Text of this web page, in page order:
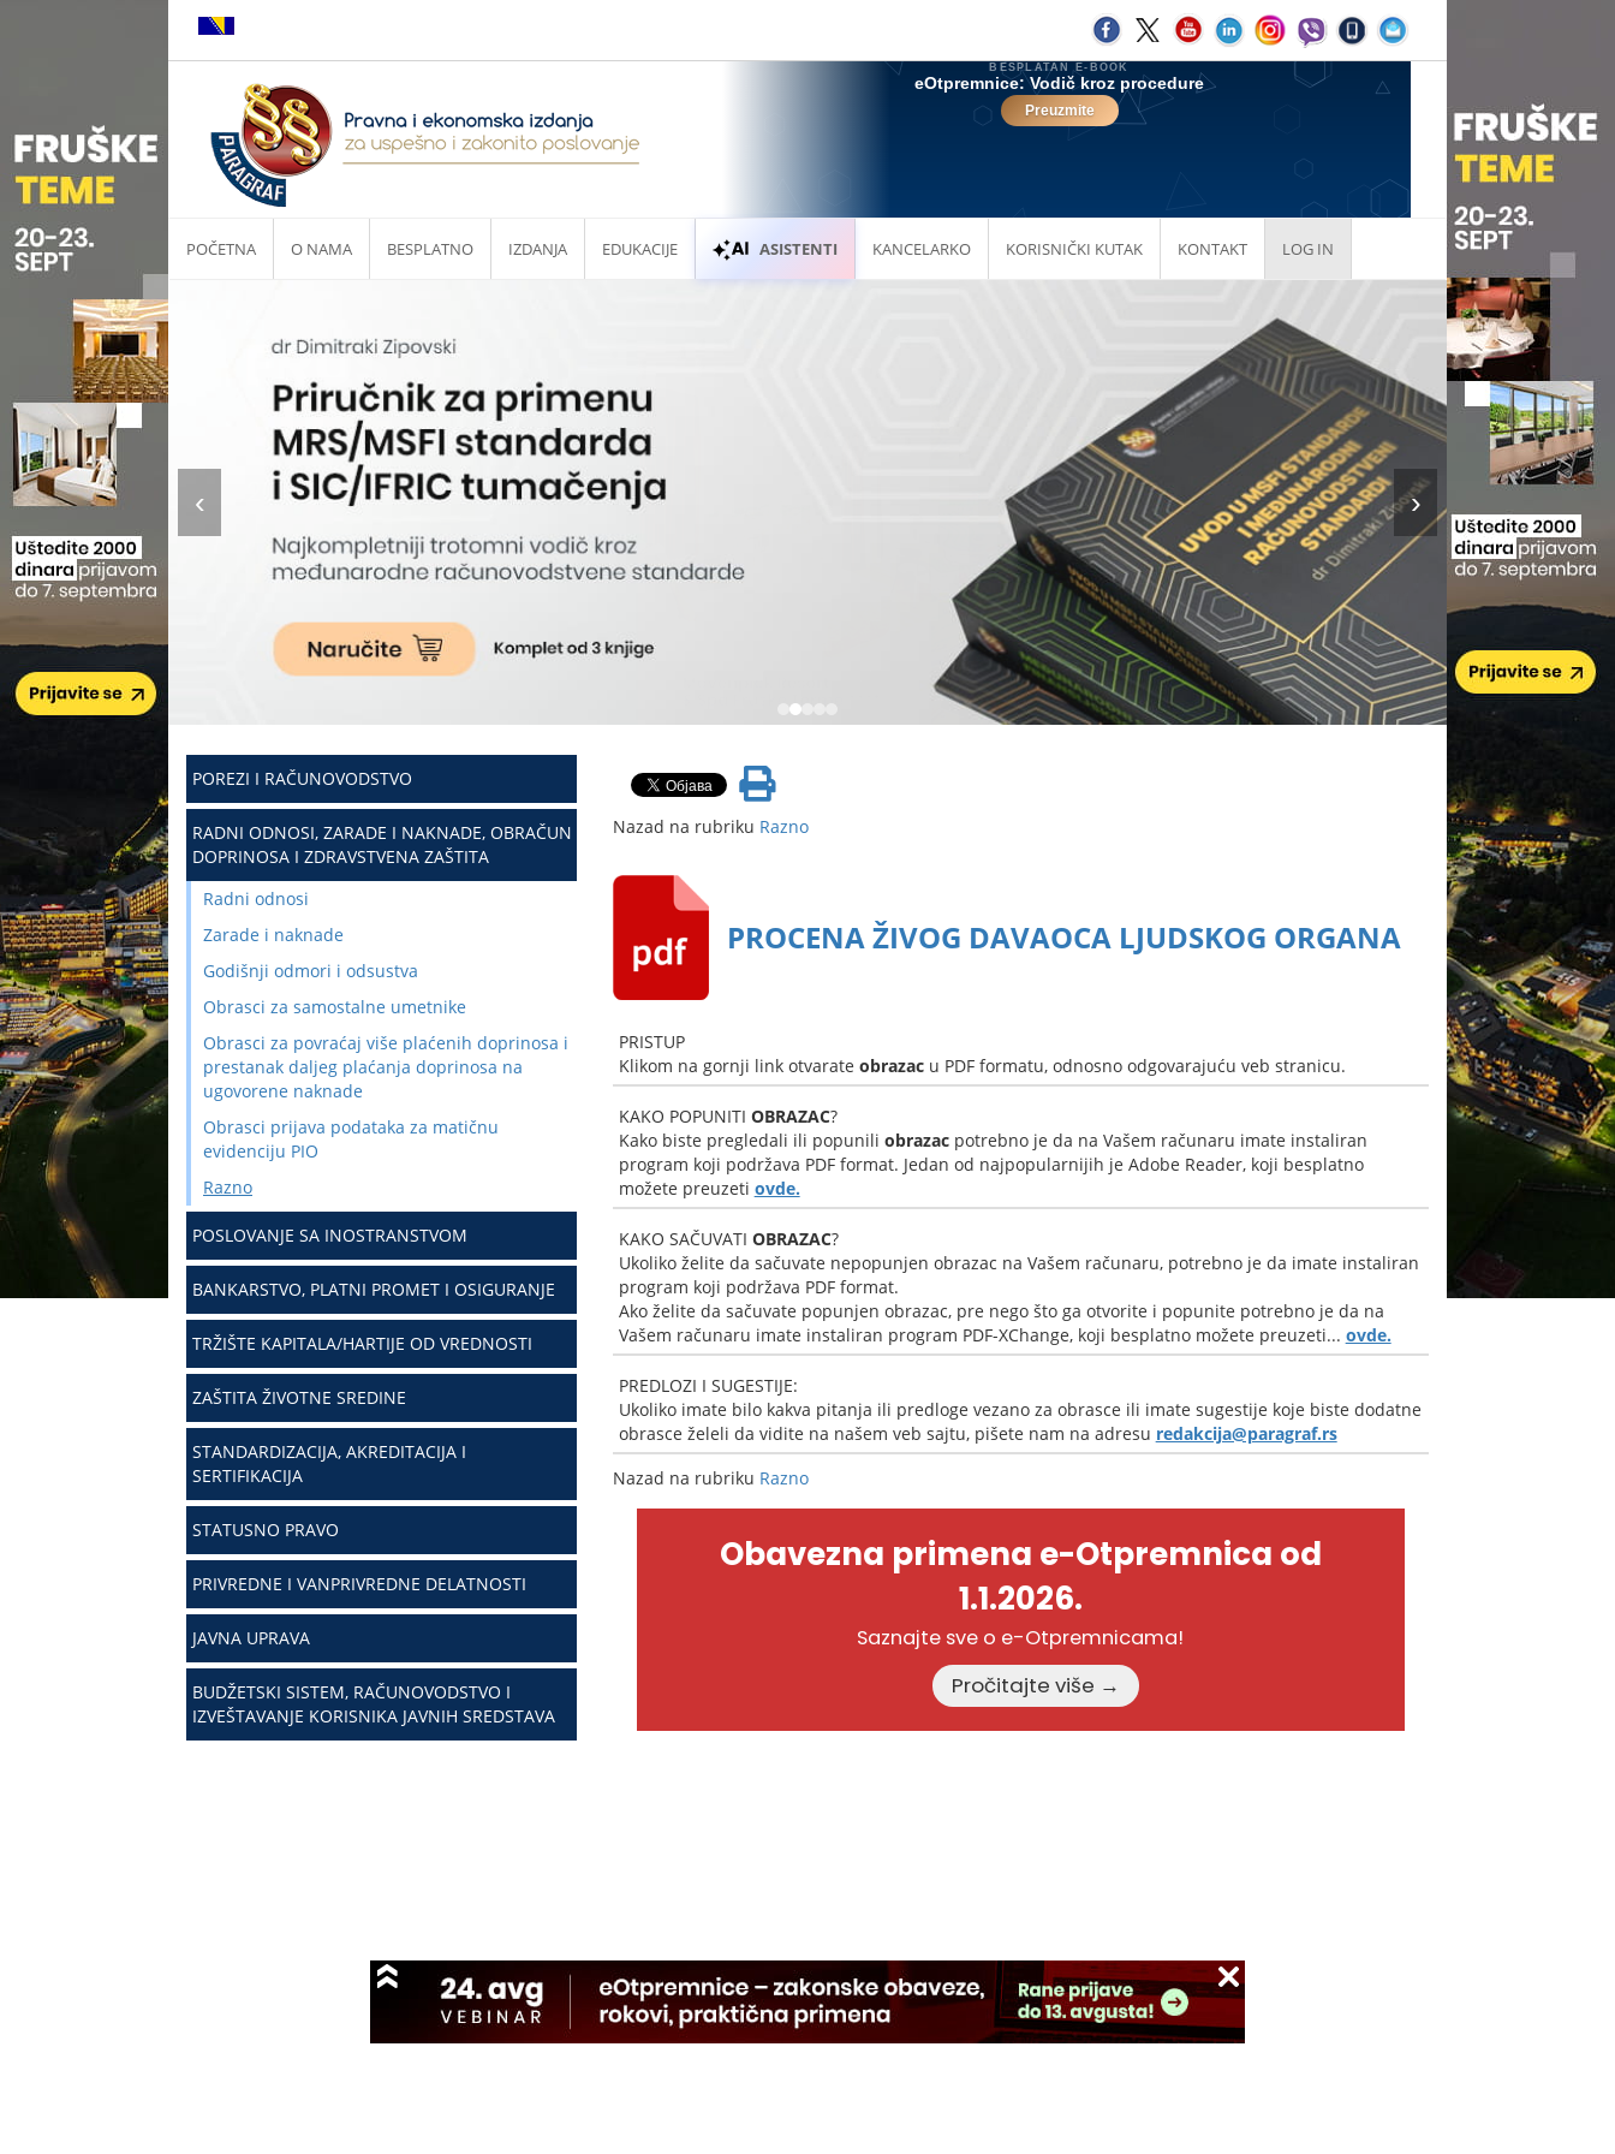
POČETNA O NAMA BESPLATNO IZDANJA EDUKACIJE ASISTENTI KANCELARKO KORISNIČKI KUTAK KONTAKT LOG IN
POREZI I RAČUNOVODSTVO
RADNI ODNOSI, ZARADE I NAKNADE, OBRAČUN
DOPRINOSA I ZDRAVSTVENA ZAŠTITA
Radni odnosi
Zarade i naknade
Godišnji odmori i odsustva
Obrasci za samostalne umetnike
Obrasci za povraćaj više plaćenih doprinosa i
prestanak daljeg plaćanja doprinosa na
ugovorene naknade
Obrasci prijava podataka za matičnu
evidenciju PIO
Razno
POSLOVANJE SA INOSTRANSTVOM
BANKARSTVO, PLATNI PROMET I OSIGURANJE
TRŽIŠTE KAPITALA/HARTIJE OD VREDNOSTI
ZAŠTITA ŽIVOTNE SREDINE
STANDARDIZACIJA, AKREDITACIJA I
SERTIFIKACIJA
STATUSNO PRAVO
PRIVREDNE I VANPRIVREDNE DELATNOSTI
JAVNA UPRAVA
BUDŽETSKI SISTEM, RAČUNOVODSTVO I
IZVEŠTAVANJE KORISNIKA JAVNIH SREDSTAVA
Nazad na rubriku Razno
PROCENA ŽIVOG DAVAOCA LJUDSKOG ORGANA
PRISTUP
Klikom na gornji link otvarate obrazacu PDF formatu, odnosno odgovarajuću veb stranicu.
KAKO POPUNITI OBRAZAC?
Kako biste pregledali ili popunili obrazacpotrebno je da na Vašem računaru imate instaliran
program koji podržava PDF format. Jedan od najpopularnijih je Adobe Reader, koji besplatno
možete preuzeti ovde.
KAKO SAČUVATI OBRAZAC?
Ukoliko želite da sačuvate nepopunjen obrazac na Vašem računaru, potrebno je da imate instaliran
program koji podržava PDF format.
Ako želite da sačuvate popunjen obrazac, pre nego što ga otvorite i popunite potrebno je da na
Vašem računaru imate instaliran program PDF-XChange, koji besplatno možete preuzeti... ovde.
PREDLOZI I SUGESTIJE:
Ukoliko imate bilo kakva pitanja ili predloge vezano za obrasce ili imate sugestije koje biste dodatne
obrasce želeli da vidite na našem veb sajtu, pišete nam na adresu redakcija@paragraf.rs
Nazad na rubriku Razno
Obavezna primena e-Otpremnica od
1.1.2026.
Saznajte sve o e-Otpremnicama!
Pročitajte više →